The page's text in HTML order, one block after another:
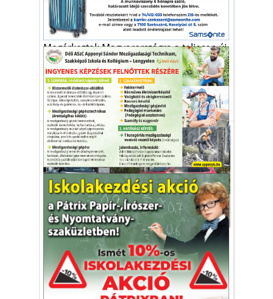
A farmotoros Skoda modern
változata
Megérkeztek Magyarországra a teljesen új
fejlesztésű Enyaq szabadidő-autó első
példányai.
Skoda farmotor Enyaq villanymotor
Autó-Motor
Farmotoros és villany
Nem maradtak el a márkára jellemző okos
részletmegoldások.